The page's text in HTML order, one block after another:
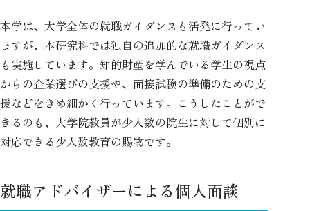
本学は、大学全体の就職ガイダンスも活発に行ってい
ますが、本研究科では独自の追加的な就職ガイダンス
も実施しています。知的財産を学んでいる学生の視点
からの企業選びの支援や、面接試験の準備のための支
援などをきめ細かく行っています。こうしたことがで
きるのも、大学院教員が少人数の院生に対して個別に
対応できる少人数教育の賜物です。
就職アドバイザーによる個人面談